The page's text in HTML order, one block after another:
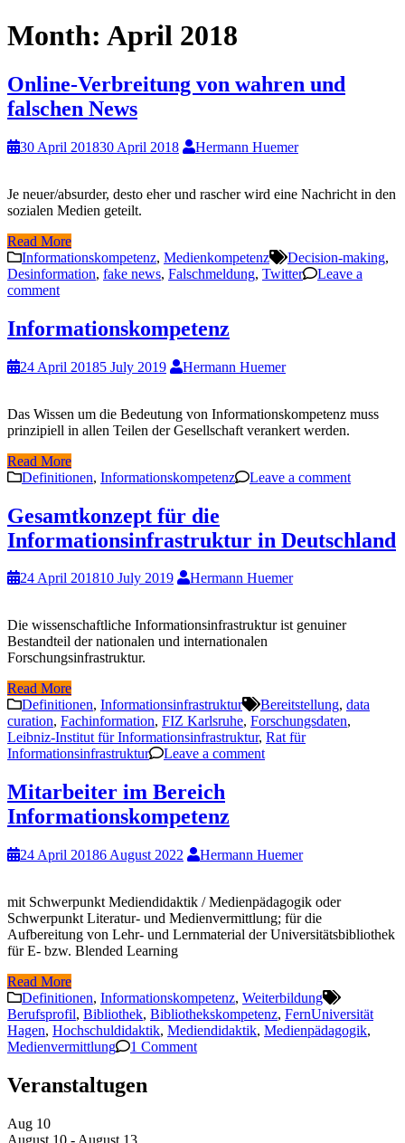
Month: April 2018
Online-Verbreitung von wahren und
falschen News
30 April 201830 April 2018 Hermann Huemer
Je neuer/absurder, desto eher und rascher wird eine Nachricht in den
sozialen Medien geteilt.
Read More
Informationskompetenz, Medienkompetenz Decision-making,
Desinformation, fake news, Falschmeldung, Twitter
Leave a
comment
Informationskompetenz
24 April 20185 July 2019 Hermann Huemer
Das Wissen um die Bedeutung von Informationskompetenz muss
prinzipiell in allen Teilen der Gesellschaft verankert werden.
Read More
Definitionen, Informationskompetenz Leave a comment
Gesamtkonzept für die
Informationsinfrastruktur in Deutschland
24 April 201810 July 2019 Hermann Huemer
Die wissenschaftliche Informationsinfrastruktur ist genuiner
Bestandteil der nationalen und internationalen
Forschungsinfrastruktur.
Read More
Definitionen, Informationsinfrastruktur Bereitstellung, data
curation, Fachinformation, FIZ Karlsruhe, Forschungsdaten,
Leibniz-Institut für Informationsinfrastruktur, Rat für
Informationsinfrastruktur
Leave a comment
Mitarbeiter im Bereich
Informationskompetenz
24 April 20186 August 2022 Hermann Huemer
mit Schwerpunkt Mediendidaktik / Medienpädagogik oder
Schwerpunkt Literatur- und Medienvermittlung; für die
Aufbereitung von Lehr- und Lernmaterial der Universitätsbibliothek
für E- bzw. Blended Learning
Read More
Definitionen, Informationskompetenz, Weiterbildung
Berufsprofil, Bibliothek, Bibliothekskompetenz, FernUniversität
Hagen, Hochschuldidaktik, Mediendidaktik, Medienpädagogik,
Medienvermittlung
1 Comment
Veranstaltugen
Aug 10
August 10 - August 13